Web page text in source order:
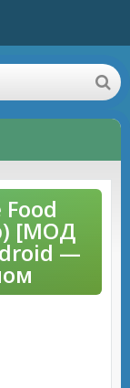
[МОД
—